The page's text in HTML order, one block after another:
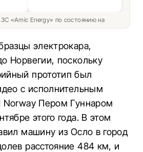
«Amic Energy» по состоянию на
электрокара,
Норвегии, поскольку
прототип был
с исполнительным
Norway Пером Гуннаром
этого года. В этом
машину из Осло в город
расстояние 484 км, и